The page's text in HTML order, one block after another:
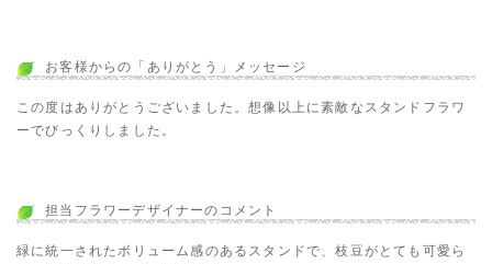
お客様からの「ありがとう」メッセージ
この度はありがとうございました。想像以上に素敵なスタンドフラワ
ーでびっくりしました。
担当フラワーデザイナーのコメント
緑に統一されたボリューム感のあるスタンドで、枝豆がとても可愛ら